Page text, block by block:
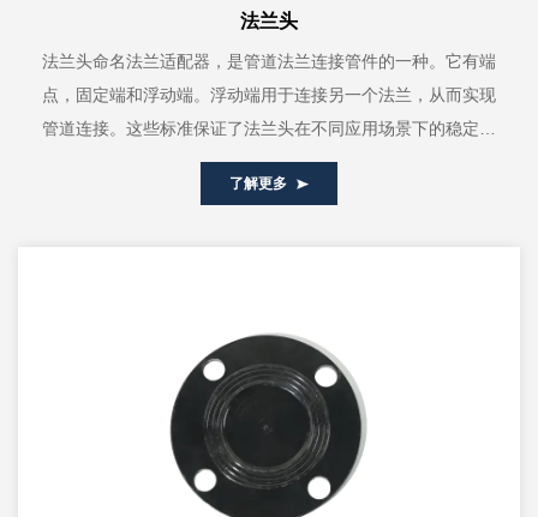
法兰头
法兰头命名法兰适配器，是管道法兰连接管件的一种。它有端
点，固定端和浮动端。浮动端用于连接另一个法兰，从而实现
管道连接。这些标准保证了法兰头在不同应用场景下的稳定性
和可靠性。我们是一家专业的兰头制...
了解更多